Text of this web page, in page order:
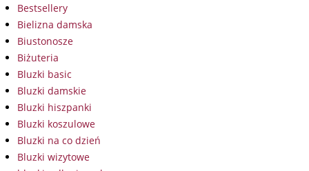
Bestsellery
Bielizna damska
Biustonosze
Biżuteria
Bluzki basic
Bluzki damskie
Bluzki hiszpanki
Bluzki koszulowe
Bluzki na co dzień
Bluzki wizytowe